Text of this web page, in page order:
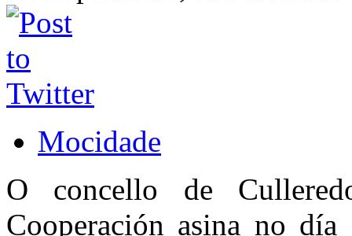
Mocidade
O concello de
Cooperación asina no